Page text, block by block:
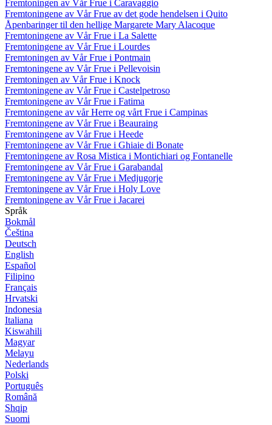
Fremtoningen av Vår Frue i Caravaggio
Fremtoningene av Vår Frue av det gode hendelsen i Quito
Åpenbaringer til den hellige Margarete Mary Alacoque
Fremtoningene av Vår Frue i La Salette
Fremtoningene av Vår Frue i Lourdes
Fremtoningen av Vår Frue i Pontmain
Fremtoningene av Vår Frue i Pellevoisin
Fremtoningen av Vår Frue i Knock
Fremtoningene av Vår Frue i Castelpetroso
Fremtoningene av Vår Frue i Fatima
Fremtoningene av vår Herre og vårt Frue i Campinas
Fremtoningene av Vår Frue i Beauraing
Fremtoningene av Vår Frue i Heede
Fremtoningene av Vår Frue i Ghiaie di Bonate
Fremtoningene av Rosa Mistica i Montichiari og Fontanelle
Fremtoningene av Vår Frue i Garabandal
Fremtoningene av Vår Frue i Medjugorje
Fremtoningene av Vår Frue i Holy Love
Fremtoningene av Vår Frue i Jacarei
Språk
Bokmål
Čeština
Deutsch
English
Español
Filipino
Français
Hrvatski
Indonesia
Italiana
Kiswahili
Magyar
Melayu
Nederlands
Polski
Português
Română
Shqip
Suomi